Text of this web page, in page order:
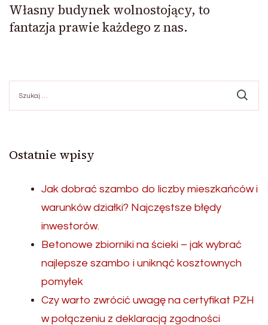
Własny budynek wolnostojący, to
fantazja prawie każdego z nas.
Ostatnie wpisy
Jak dobrać szambo do liczby mieszkańców i
warunków działki? Najczęstsze błędy
inwestorów.
Betonowe zbiorniki na ścieki – jak wybrać
najlepsze szambo i uniknąć kosztownych
pomyłek
Czy warto zwrócić uwagę na certyfikat PZH
w połączeniu z deklaracją zgodności